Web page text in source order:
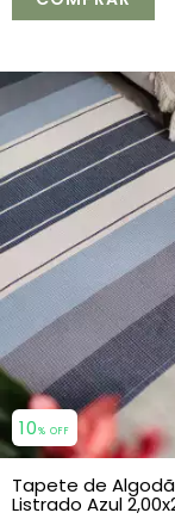
10% OFF
Tapete de
Listrado Azul